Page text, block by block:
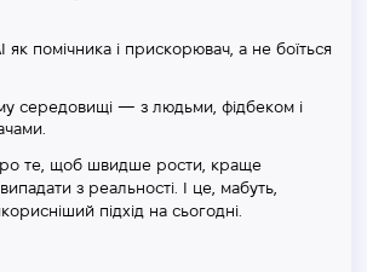
як помічника і прискорювач, а не боїться
середовищі — з людьми, фідбеком і
те, щоб швидше рости, краще
з реальності. І це, мабуть,
підхід на сьогодні.